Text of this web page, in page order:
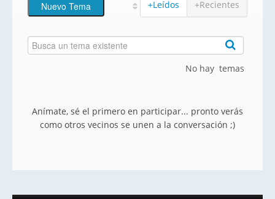
+Leídos +Recientes
No hay temas
Anímate, sé el primero en participar... pronto verás
como otros vecinos se unen a la conversación ;)